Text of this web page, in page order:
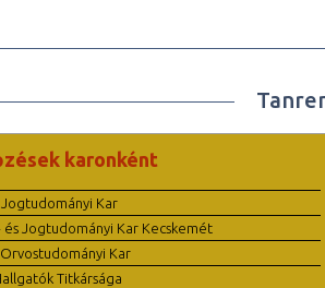
karonként
Jogtudományi Kar
és Jogtudományi Kar Kecskemét
Kar
Titkársága